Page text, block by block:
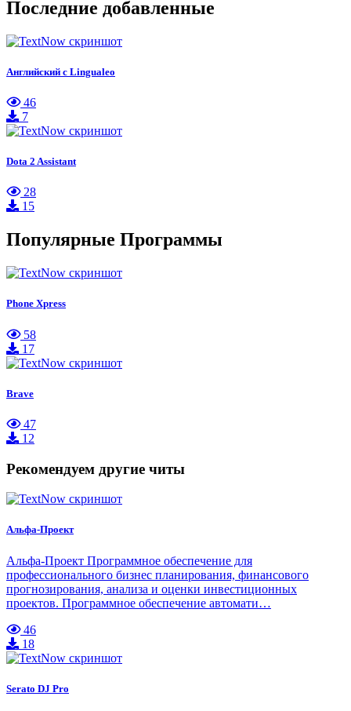
Последние добавленные
Английский с Lingualeo
46
7
Dota 2 Assistant
28
15
Популярные Программы
Phone Xpress
58
17
Brave
47
12
Рекомендуем другие читы
Альфа-Проект
Альфа-Проект Программное обеспечение для
профессионального бизнес планирования, финансового
прогнозирования, анализа и оценки инвестиционных
проектов. Программное обеспечение автомати…
46
18
Serato DJ Pro